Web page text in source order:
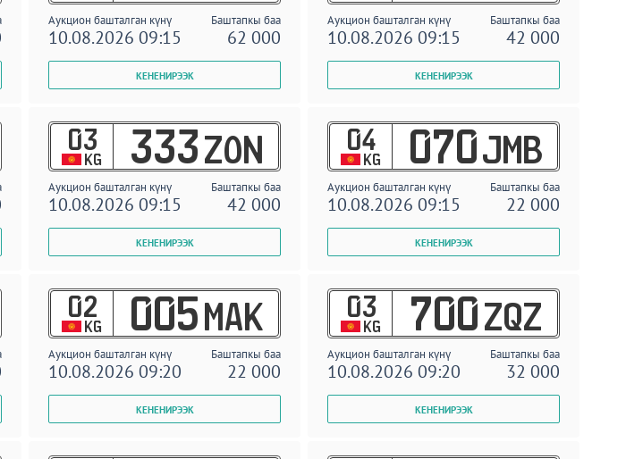
Аукцион башталган күнү Баштапкы баа
10.08.2026 09:15 62 000
Аукцион башталган күнү Баштапкы баа
10.08.2026 09:15 42 000
03
KG 333 ZON
Аукцион башталган күнү Баштапкы баа
10.08.2026 09:15 42 000
04
KG 070 JMB
Аукцион башталган күнү Баштапкы баа
10.08.2026 09:15 22 000
02
KG 005 MAK
Аукцион башталган күнү Баштапкы баа
10.08.2026 09:20 22 000
03
KG 700 ZQZ
Аукцион башталган күнү Баштапкы баа
10.08.2026 09:20 32 000